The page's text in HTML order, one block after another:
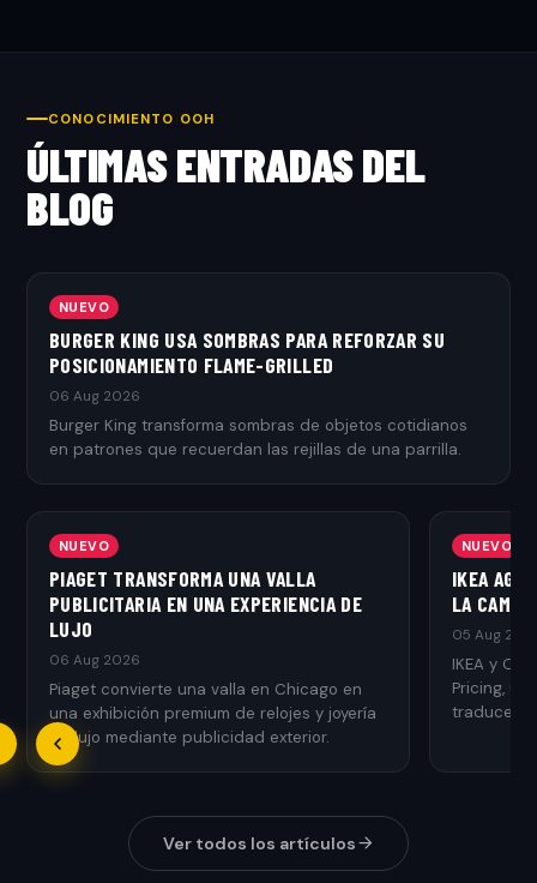
CONOCIMIENTO OOH
ÚLTIMAS ENTRADAS DEL
BLOG
NUEVO
BURGER KING USA SOMBRAS PARA REFORZAR SU
POSICIONAMIENTO FLAME-GRILLED
06 Aug 2026
Burger King transforma sombras de objetos cotidianos
en patrones que recuerdan las rejillas de una parrilla.
NUEVO
PIAGET TRANSFORMA UNA VALLA
PUBLICITARIA EN UNA EXPERIENCIA DE
LUJO
06 Aug 2026
Piaget convierte una valla en Chicago en
una exhibición premium de relojes y joyería
de lujo mediante publicidad exterior.
NUEVO
IKEA
LA
05 Aug
IKEA y
Pricing,
traduce el
Ver todos los artículos